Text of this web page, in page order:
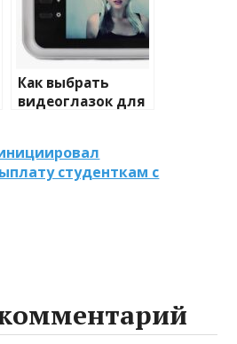
Как выбрать
видеоглазок для
студенткам с